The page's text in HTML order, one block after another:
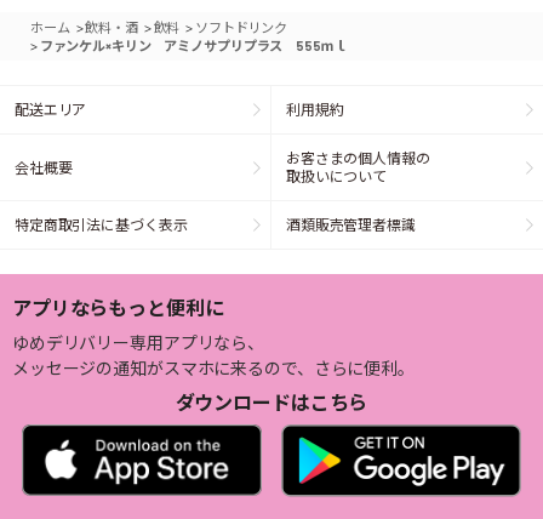
ホーム >飲料・酒 >飲料 > ソフトドリンク
> ファンケル×キリン アミノサプリプラス 555ｍｌ
配送エリア 利用規約
会社概要
お客さまの個人情報の
取扱いについて
特定商取引法に基づく表示 酒類販売管理者標識
アプリならもっと便利に
ゆめデリバリー専用アプリなら、
メッセージの通知がスマホに来るので、さらに便利。
ダウンロードはこちら